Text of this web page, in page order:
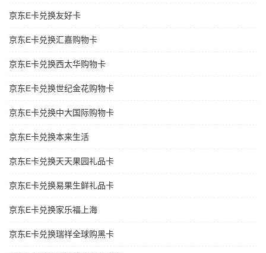
京东E卡兑换友好卡
京东E卡兑换汇嘉购物卡
京东E卡兑换西太华购物卡
京东E卡兑换世纪金花购物卡
京东E卡兑换中大国际购物卡
京东E卡兑换本来生活
京东E卡兑换天天果园礼品卡
京东E卡兑换易果生鲜礼品卡
京东E卡兑换家乐福上海
京东E卡兑换瑞祥全球购黑卡